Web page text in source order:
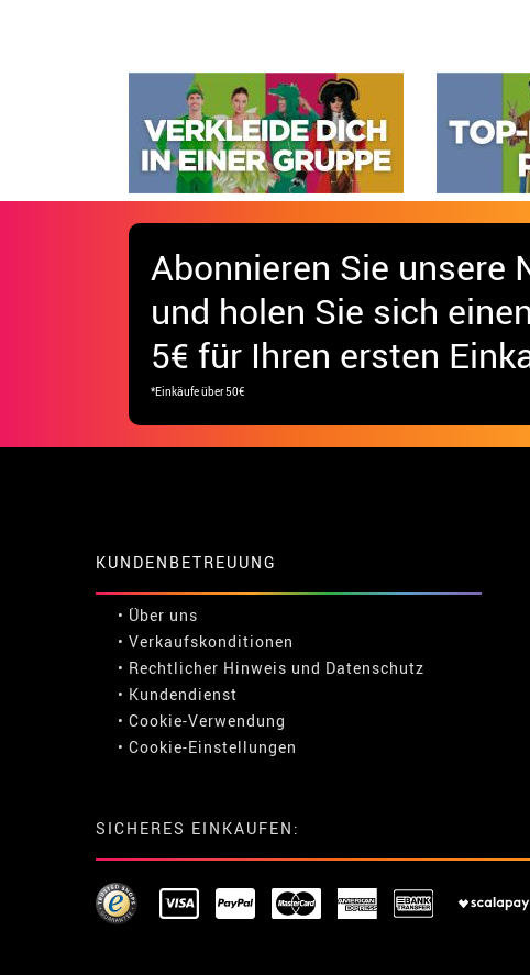
Abonnieren Sie unsere
und holen Sie sich
5€ für Ihren ersten
*Einkäufe über 50€
KUNDENBETREUUNG
• Über uns
• Verkaufskonditionen
• Rechtlicher Hinweis und Datenschutz
• Kundendienst
• Cookie-Verwendung
• Cookie-Einstellungen
SICHERES EINKAUFEN: